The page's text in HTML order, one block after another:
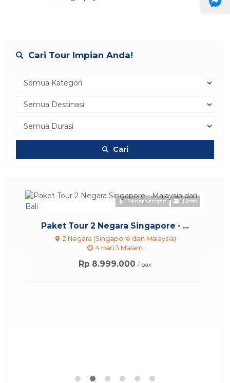
Cari Tour Impian Anda!
Cari
Paket Tour 2 Negara Singapore - ...
2 Negara (Singapore dan Malaysia)
4 Hari 3 Malam
Rp 8.999.000 / pax
Penerbangan Hotel